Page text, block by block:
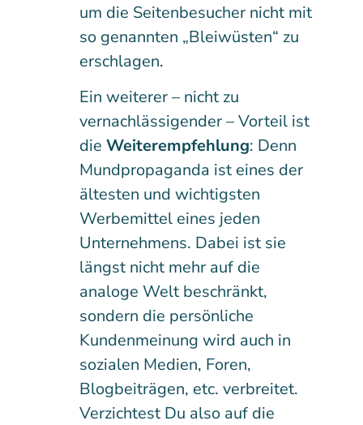
um die Seitenbesucher nicht mit
so genannten „Bleiwüsten“ zu
erschlagen.
Ein weiterer – nicht zu
vernachlässigender – Vorteil ist
die Weiterempfehlung: Denn
Mundpropaganda ist eines der
ältesten und wichtigsten
Werbemittel eines jeden
Unternehmens. Dabei ist sie
längst nicht mehr auf die
analoge Welt beschränkt,
sondern die persönliche
Kundenmeinung wird auch in
sozialen Medien, Foren,
Blogbeiträgen, etc. verbreitet.
Verzichtest Du also auf die